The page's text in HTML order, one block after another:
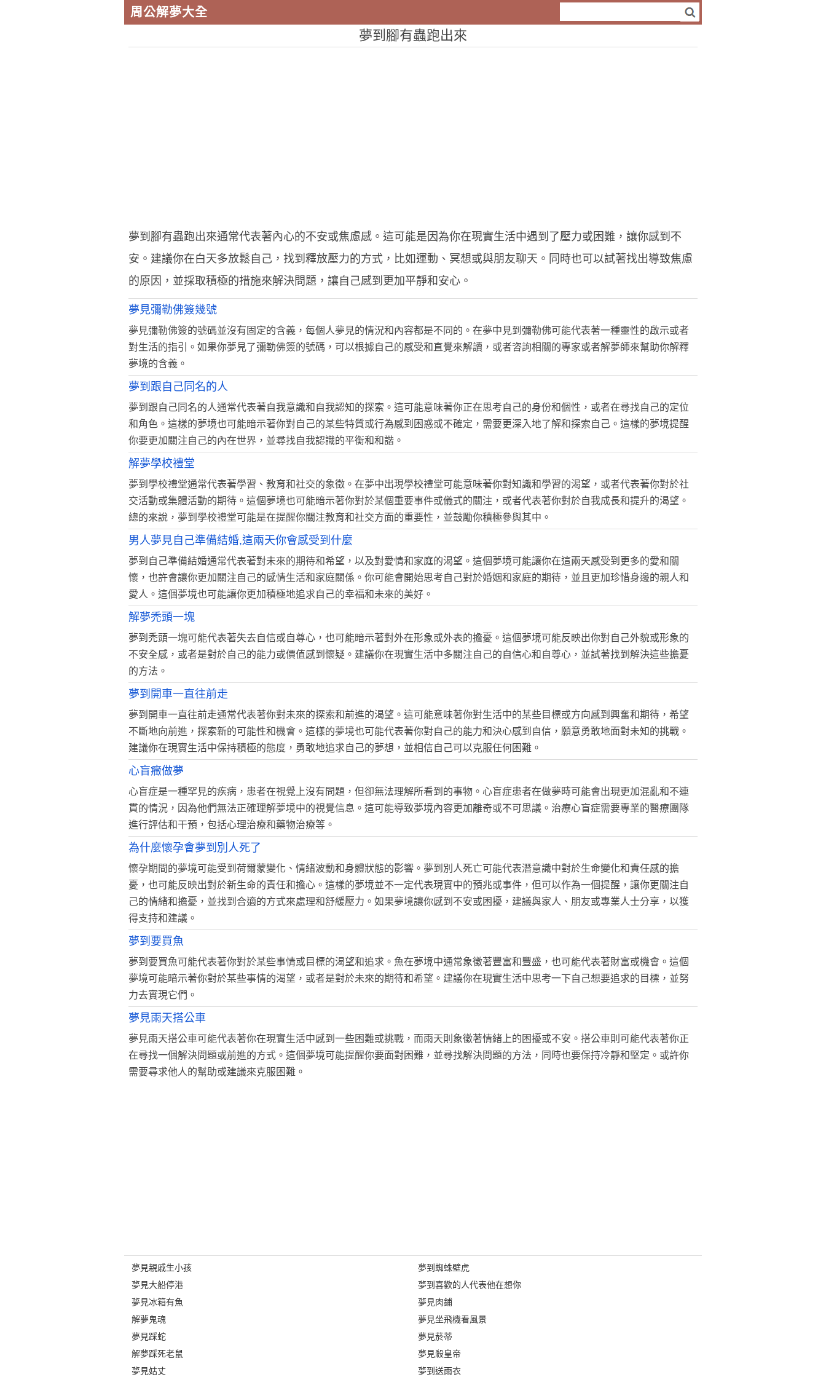
周公解夢大全
夢到腳有蟲跑出來
夢到腳有蟲跑出來通常代表著內心的不安或焦慮感。這可能是因為你在現實生活中遇到了壓力或困難，讓你感到不
安。建議你在白天多放鬆自己，找到釋放壓力的方式，比如運動、冥想或與朋友聊天。同時也可以試著找出導致焦慮
的原因，並採取積極的措施來解決問題，讓自己感到更加平靜和安心。
夢見彌勒佛簽幾號
夢見彌勒佛簽的號碼並沒有固定的含義，每個人夢見的情況和內容都是不同的。在夢中見到彌勒佛可能代表著一種靈性的啟示或者
對生活的指引。如果你夢見了彌勒佛簽的號碼，可以根據自己的感受和直覺來解讀，或者咨詢相關的專家或者解夢師來幫助你解釋
夢境的含義。
夢到跟自己同名的人
夢到跟自己同名的人通常代表著自我意識和自我認知的探索。這可能意味著你正在思考自己的身份和個性，或者在尋找自己的定位
和角色。這樣的夢境也可能暗示著你對自己的某些特質或行為感到困惑或不確定，需要更深入地了解和探索自己。這樣的夢境提醒
你要更加關注自己的內在世界，並尋找自我認識的平衡和和諧。
解夢學校禮堂
夢到學校禮堂通常代表著學習、教育和社交的象徵。在夢中出現學校禮堂可能意味著你對知識和學習的渴望，或者代表著你對於社
交活動或集體活動的期待。這個夢境也可能暗示著你對於某個重要事件或儀式的關注，或者代表著你對於自我成長和提升的渴望。
總的來說，夢到學校禮堂可能是在提醒你關注教育和社交方面的重要性，並鼓勵你積極參與其中。
男人夢見自己準備結婚,這兩天你會感受到什麼
夢到自己準備結婚通常代表著對未來的期待和希望，以及對愛情和家庭的渴望。這個夢境可能讓你在這兩天感受到更多的愛和關
懷，也許會讓你更加關注自己的感情生活和家庭關係。你可能會開始思考自己對於婚姻和家庭的期待，並且更加珍惜身邊的親人和
愛人。這個夢境也可能讓你更加積極地追求自己的幸福和未來的美好。
解夢禿頭一塊
夢到禿頭一塊可能代表著失去自信或自尊心，也可能暗示著對外在形象或外表的擔憂。這個夢境可能反映出你對自己外貌或形象的
不安全感，或者是對於自己的能力或價值感到懷疑。建議你在現實生活中多關注自己的自信心和自尊心，並試著找到解決這些擔憂
的方法。
夢到開車一直往前走
夢到開車一直往前走通常代表著你對未來的探索和前進的渴望。這可能意味著你對生活中的某些目標或方向感到興奮和期待，希望
不斷地向前進，探索新的可能性和機會。這樣的夢境也可能代表著你對自己的能力和決心感到自信，願意勇敢地面對未知的挑戰。
建議你在現實生活中保持積極的態度，勇敢地追求自己的夢想，並相信自己可以克服任何困難。
心盲癥做夢
心盲症是一種罕見的疾病，患者在視覺上沒有問題，但卻無法理解所看到的事物。心盲症患者在做夢時可能會出現更加混亂和不連
貫的情況，因為他們無法正確理解夢境中的視覺信息。這可能導致夢境內容更加離奇或不可思議。治療心盲症需要專業的醫療團隊
進行評估和干預，包括心理治療和藥物治療等。
為什麼懷孕會夢到別人死了
懷孕期間的夢境可能受到荷爾蒙變化、情緒波動和身體狀態的影響。夢到別人死亡可能代表潛意識中對於生命變化和責任感的擔
憂，也可能反映出對於新生命的責任和擔心。這樣的夢境並不一定代表現實中的預兆或事件，但可以作為一個提醒，讓你更關注自
己的情緒和擔憂，並找到合適的方式來處理和舒緩壓力。如果夢境讓你感到不安或困擾，建議與家人、朋友或專業人士分享，以獲
得支持和建議。
夢到要買魚
夢到要買魚可能代表著你對於某些事情或目標的渴望和追求。魚在夢境中通常象徵著豐富和豐盛，也可能代表著財富或機會。這個
夢境可能暗示著你對於某些事情的渴望，或者是對於未來的期待和希望。建議你在現實生活中思考一下自己想要追求的目標，並努
力去實現它們。
夢見雨天搭公車
夢見雨天搭公車可能代表著你在現實生活中感到一些困難或挑戰，而雨天則象徵著情緒上的困擾或不安。搭公車則可能代表著你正
在尋找一個解決問題或前進的方式。這個夢境可能提醒你要面對困難，並尋找解決問題的方法，同時也要保持冷靜和堅定。或許你
需要尋求他人的幫助或建議來克服困難。
夢見親戚生小孩
夢見大船停港
夢見冰箱有魚
解夢鬼魂
夢見踩蛇
解夢踩死老鼠
夢見姑丈
夢到蜘蛛壁虎
夢到喜歡的人代表他在想你
夢見肉鋪
夢見坐飛機看風景
夢見菸蒂
夢見殺皇帝
夢到送雨衣